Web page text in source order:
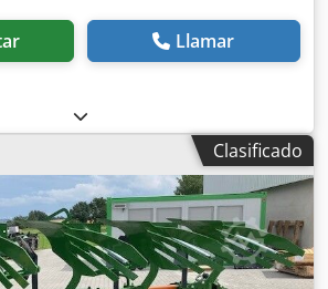
Llamar
Clasificado